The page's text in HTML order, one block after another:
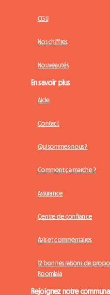
CGU
Nos chiffres
Nouveautés
En savoir plus
Aide
Contact
Qui sommes-nous ?
Comment ça marche ?
Assurance
Centre de confiance
Avis et commentaires
12 bonnes raisons de
Roomlala
Rejoignez notre